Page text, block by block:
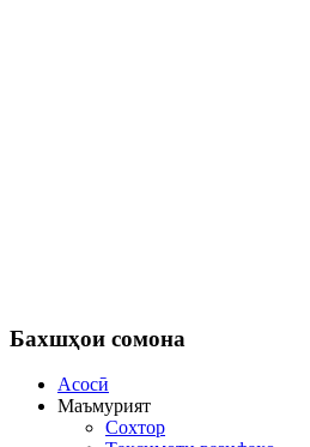
Бахшҳои сомона
Асосӣ
Маъмурият
Сохтор